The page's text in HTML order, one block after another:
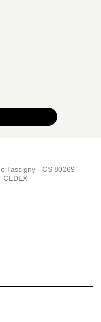
Tassigny - CS 80269
CEDEX